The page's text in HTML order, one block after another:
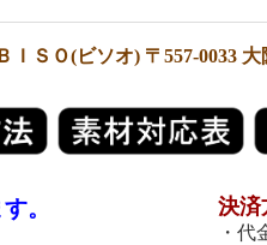
ＩＳＯ(ビソオ) 〒557-0033
。 決済
・代